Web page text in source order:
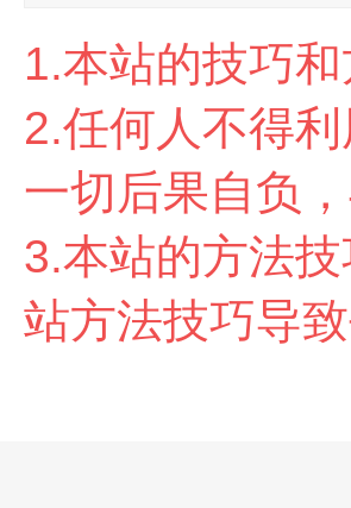
1.本站的技巧
2.任何人不得
一切后果自负
3.本站的方法
站方法技巧导